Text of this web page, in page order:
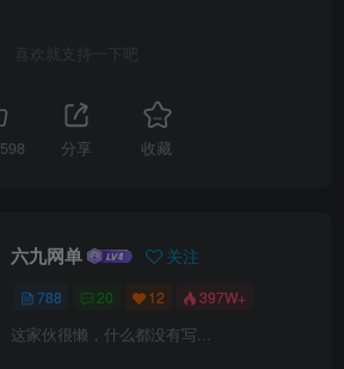
喜欢就支持一下吧
598 分享 收藏
六九网单 关注
788 20 12 397W+
这家伙很懒，什么都没有写...